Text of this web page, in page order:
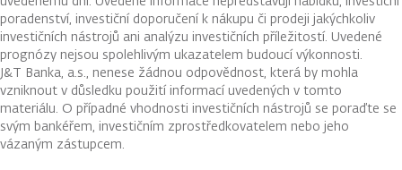
poradenství, investiční doporučení k nákupu či prodeji jakýchkoliv
investičních nástrojů ani analýzu investičních příležitostí. Uvedené
prognózy nejsou spolehlivým ukazatelem budoucí výkonnosti.
J&T Banka, a.s., nenese žádnou odpovědnost, která by mohla
vzniknout v důsledku použití informací uvedených v tomto
materiálu. O případné vhodnosti investičních nástrojů se poraďte se
svým bankéřem, investičním zprostředkovatelem nebo jeho
vázaným zástupcem.